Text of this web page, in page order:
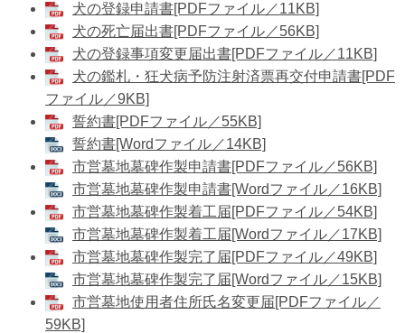
犬の登録申請書[PDFファイル／11KB]
犬の死亡届出書[PDFファイル／56KB]
犬の登録事項変更届出書[PDFファイル／11KB]
犬の鑑札・狂犬病予防注射済票再交付申請書[PDF
ファイル／9KB]
誓約書[PDFファイル／55KB]
誓約書[Wordファイル／14KB]
市営墓地墓碑作製申請書[PDFファイル／56KB]
市営墓地墓碑作製申請書[Wordファイル／16KB]
市営墓地墓碑作製着工届[PDFファイル／54KB]
市営墓地墓碑作製着工届[Wordファイル／17KB]
市営墓地墓碑作製完了届[PDFファイル／49KB]
市営墓地墓碑作製完了届[Wordファイル／15KB]
市営墓地使用者住所氏名変更届[PDFファイル／
59KB]